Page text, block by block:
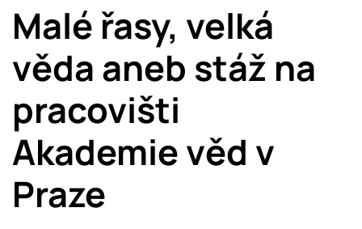
Malé řasy, velká
věda aneb stáž na
pracovišti
Akademie věd v
Praze